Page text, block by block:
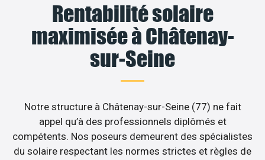
Rentabilité solaire
maximisée à Châtenay-
sur-Seine
Notre structure à Châtenay-sur-Seine (77) ne fait
appel qu’à des professionnels diplômés et
compétents. Nos poseurs demeurent des spécialistes
du solaire respectant les normes strictes et règles de